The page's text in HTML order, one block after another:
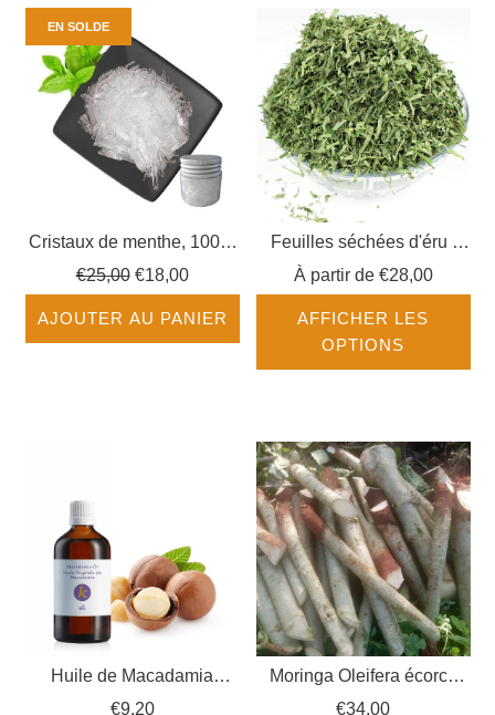
EN SOLDE
Cristaux de menthe, 100%
purs
Prix
€25,00 €18,00
AJOUTER AU PANIER
Feuilles séchées d'éru /
okok / fumbwa
À partir de €28,00
AFFICHER LES
OPTIONS
Huile de Macadamia
cosmétique BIO
€9,20
Moringa Oleifera écorce
BIO
€34,00